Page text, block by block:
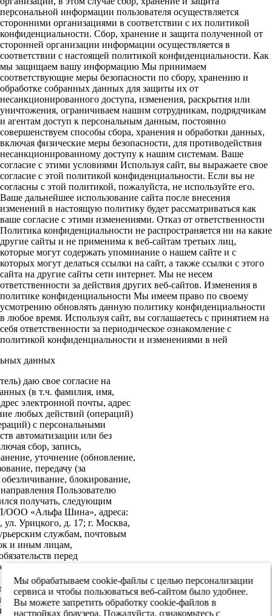
персональной информации пользователя осуществляется
сторонними организациями в соответствии с их политикой
конфиденциальности. Сбор, хранение и защита полученной от
сторонней организации информации осуществляется в
соответствии с настоящей политикой конфиденциальности. Как
мы защищаем вашу информацию Мы принимаем
соответствующие меры безопасности по сбору, хранению и
обработке собранных данных для защиты их от
несанкционированного доступа, изменения, раскрытия или
уничтожения, ограничиваем нашим сотрудникам, подрядчикам
и агентам доступ к персональным данным, постоянно
совершенствуем способы сбора, хранения и обработки данных,
включая физические меры безопасности, для противодействия
несанкционированному доступу к нашим системам. Ваше
согласие с этими условиями Используя сайт, вы выражаете свое
согласие с этой политикой конфиденциальности. Если вы не
согласны с этой политикой, пожалуйста, не используйте его.
Ваше дальнейшее использование сайта после внесения
изменений в настоящую политику будет рассматриваться как
ваше согласие с этими изменениями. Отказ от ответственности
Политика конфиденциальности не распространяется ни на какие
другие сайты и не применима к веб-сайтам третьих лиц,
которые могут содержать упоминание о нашем сайте и с
которых могут делаться ссылки на сайт, а также ссылки с этого
сайта на другие сайты сети интернет. Мы не несем
ответственности за действия других веб-сайтов. Изменения в
политике конфиденциальности Мы имеем право по своему
усмотрению обновлять данную политику конфиденциальности
в любое время. Используя сайт, вы соглашаетесь с принятием на
себя ответственности за периодическое ознакомление с
политикой конфиденциальности и изменениями в ней
данных
даю свое согласие на
(в т.ч. фамилия, имя,
электронной почты, адрес
любых действий (операций)
с персональными
автоматизации или без
сбор, запись,
уточнение (обновление,
передачу (за
блокирование,
Пользователю
получать, следующим
ООО «Альфа Шина», адреса:
Урицкого, д. 17; г. Москва,
службам, почтовым
и иным лицам,
перед
на передачу в
информационной
данных третьим
реализации целей,
Настоящее согласие
Мы обрабатываем cookie-файлы с целью персонализации
сервиса и чтобы пользоваться веб-сайтом было удобнее.
Вы можете запретить обработку cookie-файлов в
настройках браузера. Пожалуйста, ознакомьтесь с